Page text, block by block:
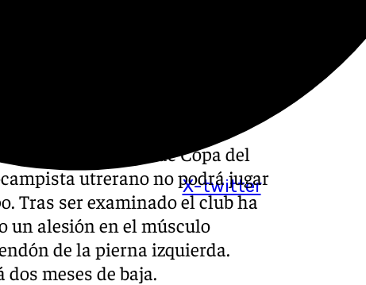
X-twitter
pasado encuentro de Copa del
utrerano no podrá jugar
Tras ser examinado el club ha
un alesión en el músculo
de la pierna izquierda.
meses de baja.